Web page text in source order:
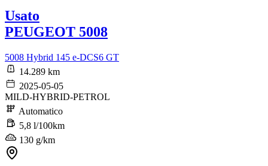
Usato
PEUGEOT 5008
5008 Hybrid 145 e-DCS6 GT
14.289 km
2025-05-05
MILD-HYBRID-PETROL
Automatico
5,8 l/100km
130 g/km